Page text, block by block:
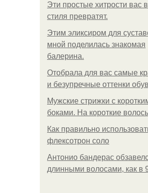
Эти простые хитрости вас
стиля превратят.
Этим эликсиром для
мной поделилась знакомая
балерина.
Отобрала для вас самые
и безупречные оттенки
Мужские стрижки с
боками. На короткие
Как правильно
флексотрон соло
Антонио бандерас
длинными волосами, как в